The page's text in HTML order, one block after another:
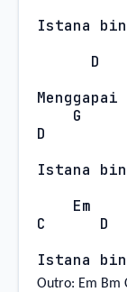
Istana
D
G
D
Istana
Em
C
D
Istana
Outro: Em Bm